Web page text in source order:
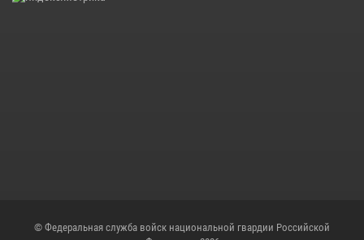
© Федеральная служба войск национальной гвардии Российской